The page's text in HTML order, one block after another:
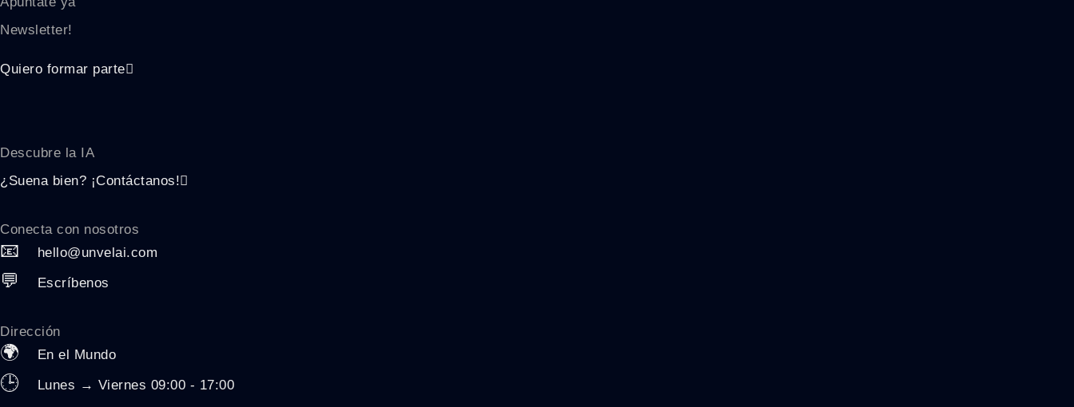
Newsletter!
Quiero formar parte
Descubre la IA
¿Suena bien? ¡Contáctanos!
Conecta con nosotros
📧 hello@unvelai.com
💬 Escríbenos
Dirección
🌍 En el Mundo
🕒 Lunes → Viernes 09:00 - 17:00